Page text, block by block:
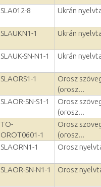
SLA012-8
Ukrán
SLAUKN1-1
Ukrán
SLAUK-SN-N1-1
Ukrán
SLAORS1-1
Orosz
(orosz...
SLAOR-SN-S1-1
Orosz
(orosz...
TO-
OROT0601-1
Orosz
(orosz...
SLAORN1-1
Orosz
SLAOR-SN-N1-1
Orosz